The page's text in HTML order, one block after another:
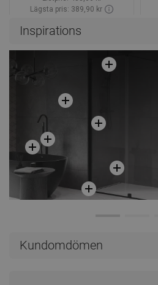
Lägsta pris: 389,90 kr
Favoriter
Inspirations
Kundomdömen